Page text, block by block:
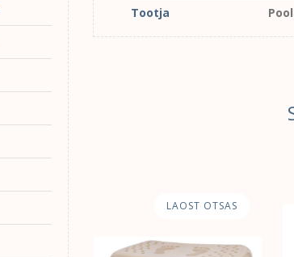
Tootja
LAOST OTSAS